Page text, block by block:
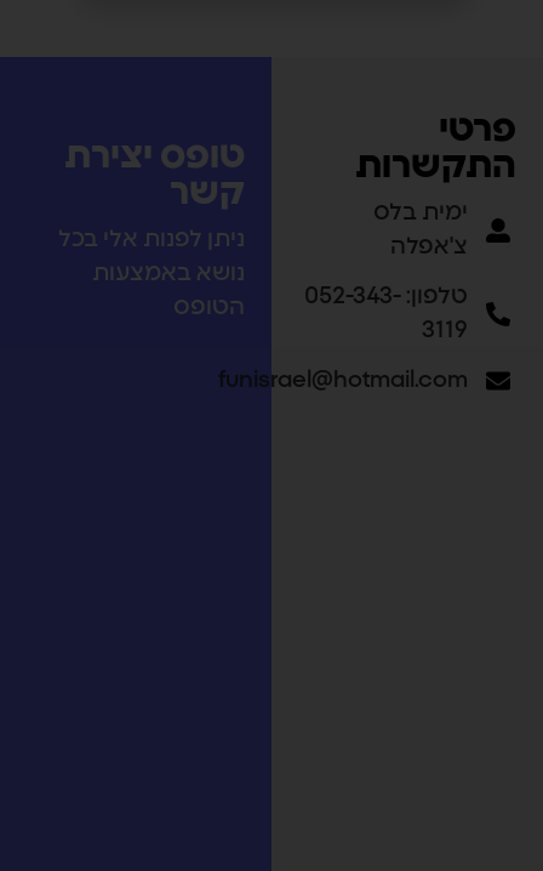
פרטי
התקשרות
ימית בלס
צ'אפלה
טלפון: 052-343-
3119
funisrael@hotmail.com
טופס יצירת
קשר
ניתן לפנות אלי בכל
נושא באמצעות
הטופס